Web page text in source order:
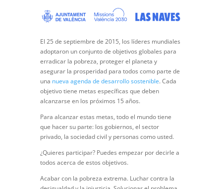
El 25 de septiembre de 2015, los líderes mundiales
adoptaron un conjunto de objetivos globales para
erradicar la pobreza, proteger el planeta y
asegurar la prosperidad para todos como parte de
una nueva agenda de desarrollo sostenible. Cada
objetivo tiene metas específicas que deben
alcanzarse en los próximos 15 años.
Para alcanzar estas metas, todo el mundo tiene
que hacer su parte: los gobiernos, el sector
privado, la sociedad civil y personas como usted.
¿Quieres participar? Puedes empezar por decirle a
todos acerca de estos objetivos.
Acabar con la pobreza extrema. Luchar contra la